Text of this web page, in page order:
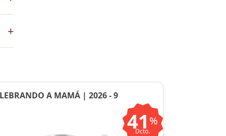
+
A MAMÁ | 2026 - 9
41 %
Dcto.